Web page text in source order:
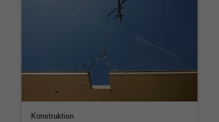
Konstruktion